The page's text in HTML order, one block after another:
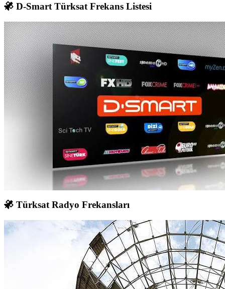
D-Smart Türksat Frekans Listesi
Türksat Radyo Frekansları